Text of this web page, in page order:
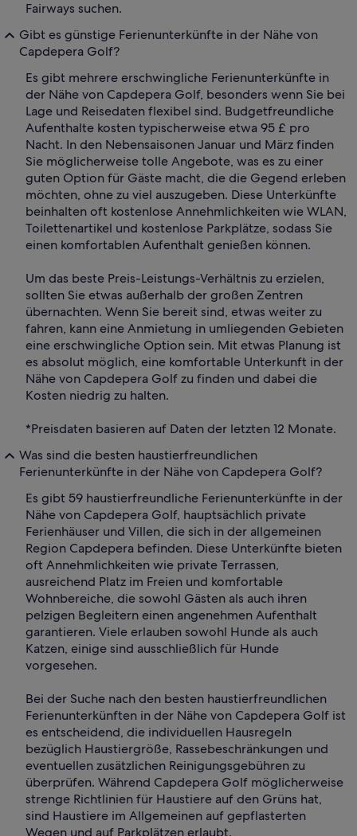
Fairways suchen.
Gibt es günstige Ferienunterkünfte in der Nähe von
Capdepera Golf?
Es gibt mehrere erschwingliche Ferienunterkünfte in
der Nähe von Capdepera Golf, besonders wenn Sie bei
Lage und Reisedaten flexibel sind. Budgetfreundliche
Aufenthalte kosten typischerweise etwa 95 £ pro
Nacht. In den Nebensaisonen Januar und März finden
Sie möglicherweise tolle Angebote, was es zu einer
guten Option für Gäste macht, die die Gegend erleben
möchten, ohne zu viel auszugeben. Diese Unterkünfte
beinhalten oft kostenlose Annehmlichkeiten wie WLAN,
Toilettenartikel und kostenlose Parkplätze, sodass Sie
einen komfortablen Aufenthalt genießen können.
Um das beste Preis-Leistungs-Verhältnis zu erzielen,
sollten Sie etwas außerhalb der großen Zentren
übernachten. Wenn Sie bereit sind, etwas weiter zu
fahren, kann eine Anmietung in umliegenden Gebieten
eine erschwingliche Option sein. Mit etwas Planung ist
es absolut möglich, eine komfortable Unterkunft in der
Nähe von Capdepera Golf zu finden und dabei die
Kosten niedrig zu halten.
*Preisdaten basieren auf Daten der letzten 12 Monate.
Was sind die besten haustierfreundlichen
Ferienunterkünfte in der Nähe von Capdepera Golf?
Es gibt 59 haustierfreundliche Ferienunterkünfte in der
Nähe von Capdepera Golf, hauptsächlich private
Ferienhäuser und Villen, die sich in der allgemeinen
Region Capdepera befinden. Diese Unterkünfte bieten
oft Annehmlichkeiten wie private Terrassen,
ausreichend Platz im Freien und komfortable
Wohnbereiche, die sowohl Gästen als auch ihren
pelzigen Begleitern einen angenehmen Aufenthalt
garantieren. Viele erlauben sowohl Hunde als auch
Katzen, einige sind ausschließlich für Hunde
vorgesehen.
Bei der Suche nach den besten haustierfreundlichen
Ferienunterkünften in der Nähe von Capdepera Golf ist
es entscheidend, die individuellen Hausregeln
bezüglich Haustiergröße, Rassebeschränkungen und
eventuellen zusätzlichen Reinigungsgebühren zu
überprüfen. Während Capdepera Golf möglicherweise
strenge Richtlinien für Haustiere auf den Grüns hat,
sind Haustiere im Allgemeinen auf gepflasterten